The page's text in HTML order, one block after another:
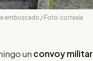
emboscado / Foto: cortesía
un convoy militar